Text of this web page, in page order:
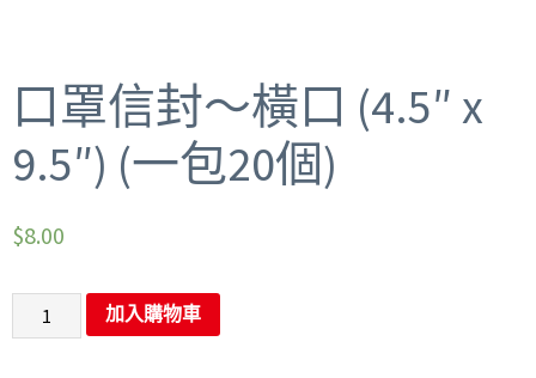
口罩信封～橫口 (4.5″ x
9.5″) (一包20個)
$8.00
加入購物車